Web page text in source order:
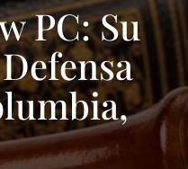
PC: Su